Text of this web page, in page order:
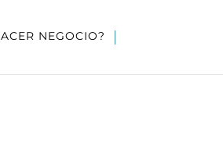
NEGOCIO?